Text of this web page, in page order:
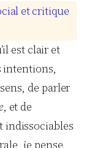
cial etcritique
est clair et
intentions,
de parler
, et de
indissociables